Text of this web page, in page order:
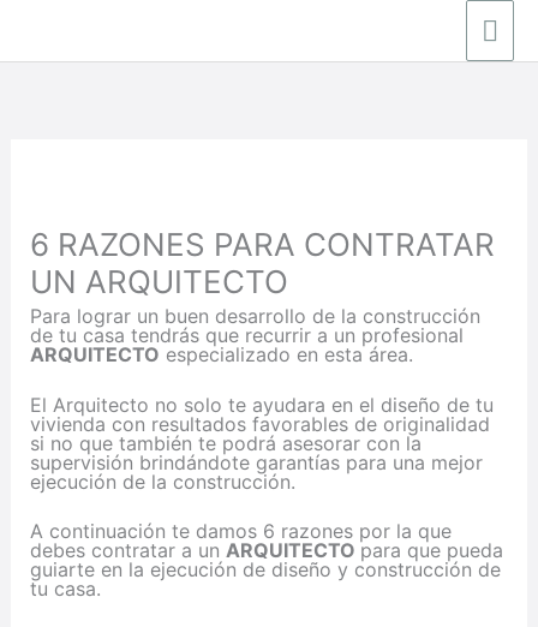
6 RAZONES PARA CONTRATAR
UN ARQUITECTO
Para lograr un buen desarrollo de la construcción
de tu casa tendrás que recurrir a un profesional
ARQUITECTO especializado en esta área.
El Arquitecto no solo te ayudara en el diseño de tu
vivienda con resultados favorables de originalidad
si no que también te podrá asesorar con la
supervisión brindándote garantías para una mejor
ejecución de la construcción.
A continuación te damos 6 razones por la que
debes contratar a un ARQUITECTO para que pueda
guiarte en la ejecución de diseño y construcción de
tu casa.